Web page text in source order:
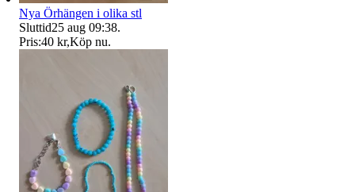
Nya Örhängen i olika stl
Sluttid25 aug 09:38.
Pris:40 kr,Köp nu.